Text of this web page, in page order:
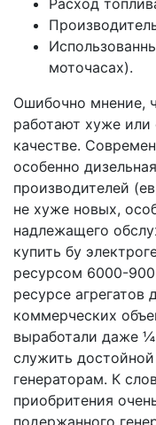
моточасах).
Ошибочно мнение,
работают хуже
качестве.
особенно
производителей
не хуже новых,
надлежащего
купить бу
ресурсом 6000-
ресурсе агрегатов
коммерческих
выработали даже ¼
служить
генераторам. К
приобритения
подержанного